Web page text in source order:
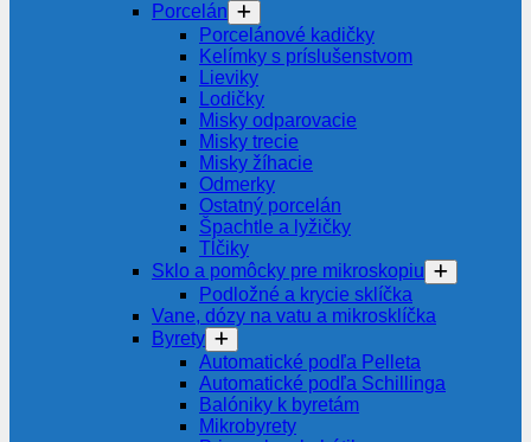
Porcelán
Porcelánové kadičky
Kelímky s príslušenstvom
Lieviky
Lodičky
Misky odparovacie
Misky trecie
Misky žíhacie
Odmerky
Ostatný porcelán
Špachtle a lyžičky
Tĺčiky
Sklo a pomôcky pre mikroskopiu
Podložné a krycie sklíčka
Vane, dózy na vatu a mikrosklíčka
Byrety
Automatické podľa Pelleta
Automatické podľa Schillinga
Balóniky k byretám
Mikrobyrety